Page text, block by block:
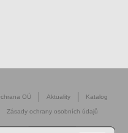
OÚ Aktuality Katalog
Zásady ochrany osobních údajů